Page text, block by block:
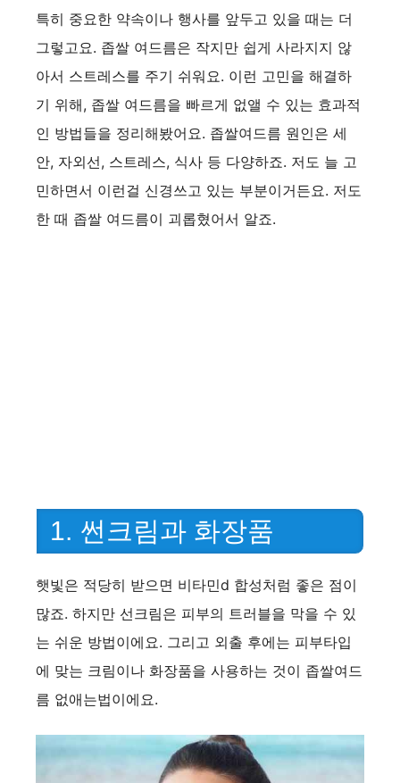
특히 중요한 약속이나 행사를 앞두고 있을 때는 더
그렇고요. 좁쌀 여드름은 작지만 쉽게 사라지지 않
아서 스트레스를 주기 쉬워요. 이런 고민을 해결하
기 위해, 좁쌀 여드름을 빠르게 없앨 수 있는 효과적
인 방법들을 정리해봤어요. 좁쌀여드름 원인은 세
안, 자외선, 스트레스, 식사 등 다양하죠. 저도 늘 고
민하면서 이런걸 신경쓰고 있는 부분이거든요. 저도
한 때 좁쌀 여드름이 괴롭혔어서 알죠.
1. 썬크림과 화장품
햇빛은 적당히 받으면 비타민d 합성처럼 좋은 점이
많죠. 하지만 선크림은 피부의 트러블을 막을 수 있
는 쉬운 방법이에요. 그리고 외출 후에는 피부타입
에 맞는 크림이나 화장품을 사용하는 것이 좁쌀여드
름 없애는법이에요.